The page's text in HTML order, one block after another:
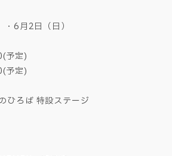
6月2日（日）
予定)
予定)
ひろば 特設ステージ